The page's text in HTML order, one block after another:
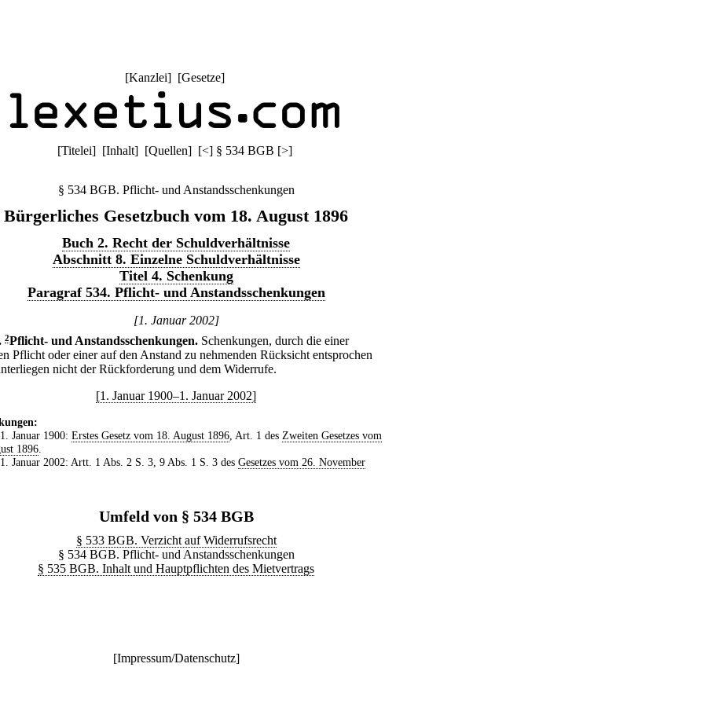
[Kanzlei] [Gesetze]
[Titelei] [Inhalt] [Quellen] [<] § 534 BGB [>]
§ 534 BGB. Pflicht- und Anstandsschenkungen
Bürgerliches Gesetzbuch vom 18. August 1896
Buch 2. Recht der Schuldverhältnisse
Abschnitt 8. Einzelne Schuldverhältnisse
Titel 4. Schenkung
Paragraf 534. Pflicht- und Anstandsschenkungen
[1. Januar 2002]
2Pflicht- und Anstandsschenkungen. Schenkungen, durch die einer
Pflicht oder einer auf den Anstand zu nehmenden Rücksicht entsprochen
nicht der Rückforderung und dem Widerrufe.
[1. Januar 1900–1. Januar 2002]
. 1. Januar 1900: Erstes Gesetz vom 18. August 1896, Art. 1 des Zweiten Gesetzes vom
1896
Januar 2002: Artt. 1 Abs. 2 S. 3, 9 Abs. 1 S. 3 des Gesetzes vom 26. November
Umfeld von § 534 BGB
§ 533 BGB. Verzicht auf Widerrufsrecht
§ 534 BGB. Pflicht- und Anstandsschenkungen
§ 535 BGB. Inhalt und Hauptpflichten des Mietvertrags
[Impressum/Datenschutz]